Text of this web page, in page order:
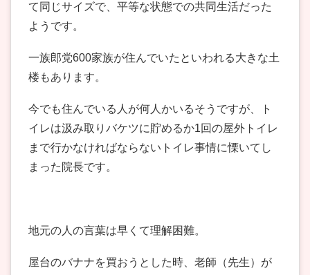
て同じサイズで、平等な状態での共同生活だった
ようです。
一族郎党600家族が住んでいたといわれる大きな土
楼もあります。
今でも住んでいる人が何人かいるそうですが、ト
イレは汲み取りバケツに貯めるか1回の屋外トイレ
まで行かなければならないトイレ事情に慄いてし
まった院長です。
地元の人の言葉は早くて理解困難。
屋台のバナナを買おうとした時、老師（先生）が